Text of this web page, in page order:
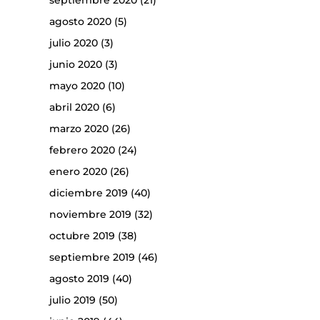
agosto 2020(5)
julio 2020(3)
junio 2020(3)
mayo 2020(10)
abril 2020(6)
marzo 2020(26)
febrero 2020(24)
enero 2020(26)
diciembre 2019 (40)
noviembre 2019 (32)
octubre 2019 (38)
septiembre 2019 (46)
agosto 2019 (40)
julio 2019 (50)